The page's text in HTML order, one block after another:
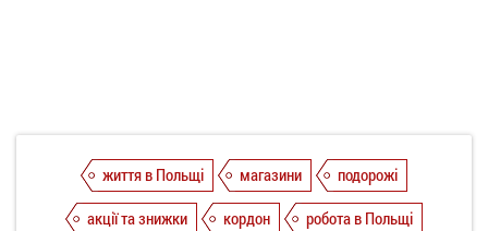
життя в Польщі магазини
подорожі
акції та знижки
кордон
робота в Польщі